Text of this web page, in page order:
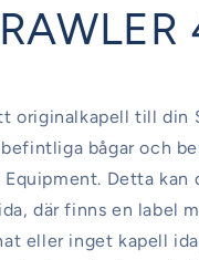
originalkapell till din
bågar och
Equipment. Detta
där finns en label
eller inget kapell